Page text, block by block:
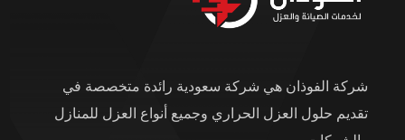
شركة الفوذان هي شركة سعودية رائدة متخصصة في
تقديم حلول العزل الحراري وجميع أنواع العزل للمنازل